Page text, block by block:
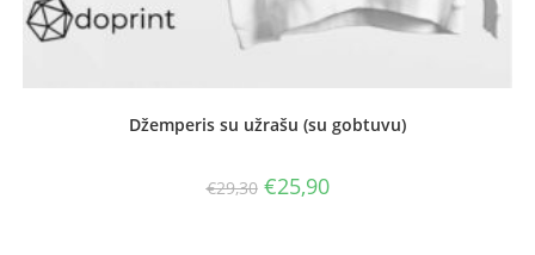
Džemperis su užrašu (su gobtuvu)
€29,30 Original
price
€25,90Current
price